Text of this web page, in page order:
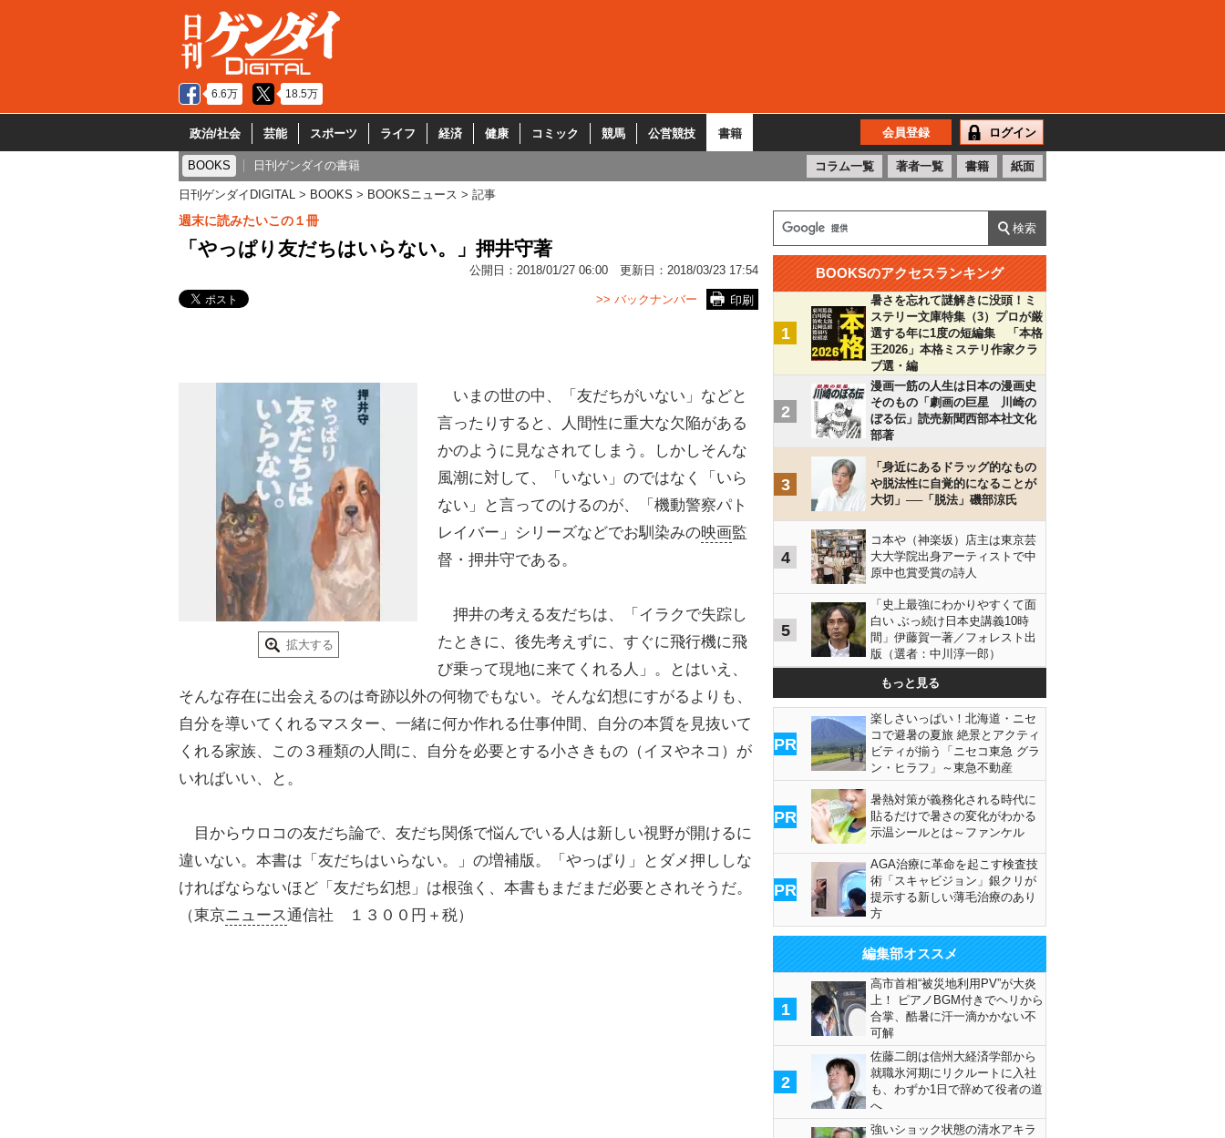
6.6万 18.5万
政治/社会 芸能 スポーツ ライフ 経済 健康 コミック 競馬 公営競技 書籍 会員登録 ログイン
BOOKS 日刊ゲンダイの書籍 コラム一覧 著者一覧 書籍 紙面
日刊ゲンダイDIGITAL BOOKS BOOKSニュース 記事
週末に読みたいこの１冊
「やっぱり友だちはいらない。」押井守著
公開日： 2018/01/27 06:00 更新日： 2018/03/23 17:54
印刷
>> バックナンバー
拡大する
いまの世の中、「友だちがいない」などと
言ったりすると、人間性に重大な欠陥がある
かのように見なされてしまう。しかしそんな
風潮に対して、「いない」のではなく「いら
ない」と言ってのけるのが、「機動警察パト
レイバー」シリーズなどでお馴染みの映画監
督・押井守である。
押井の考える友だちは、「イラクで失踪し
たときに、後先考えずに、すぐに飛行機に飛
び乗って現地に来てくれる人」。とはいえ、
そんな存在に出会えるのは奇跡以外の何物でもない。そんな幻想にすがるよりも、
自分を導いてくれるマスター、一緒に何か作れる仕事仲間、自分の本質を見抜いて
くれる家族、この３種類の人間に、自分を必要とする小さきもの（イヌやネコ）が
いればいい、と。
目からウロコの友だち論で、友だち関係で悩んでいる人は新しい視野が開けるに
違いない。本書は「友だちはいらない。」の増補版。「やっぱり」とダメ押ししな
ければならないほど「友だち幻想」は根強く、本書もまだまだ必要とされそうだ。
（東京ニュース通信社 １３００円＋税）
BOOKSのアクセスランキング
1
暑さを忘れて謎解きに没頭！ミ
ステリー文庫特集（3）プロが厳
選する年に1度の短編集 「本格
王2026」本格ミステリ作家クラ
ブ選・編
2
漫画一筋の人生は日本の漫画史
そのもの「劇画の巨星 川崎の
ぼる伝」読売新聞西部本社文化
部著
3
「身近にあるドラッグ的なもの
や脱法性に自覚的になることが
大切」──「脱法」磯部涼氏
4
コ本や（神楽坂）店主は東京芸
大大学院出身アーティストで中
原中也賞受賞の詩人
5
「史上最強にわかりやすくて面
白い ぶっ続け日本史講義10時
間」伊藤賀一著／フォレスト出
版（選者：中川淳一郎）
もっと見る
PR
楽しさいっぱい！北海道・ニセ
コで避暑の夏旅 絶景とアクティ
ビティが揃う「ニセコ東急 グラ
ン・ヒラフ」～東急不動産
PR
暑熱対策が義務化される時代に
貼るだけで暑さの変化がわかる
示温シールとは～ファンケル
PR
AGA治療に革命を起こす検査技
術「スキャビジョン」銀クリが
提示する新しい薄毛治療のあり
方
編集部オススメ
1
高市首相“被災地利用PV”が大炎
上！ ピアノBGM付きでヘリから
合掌、酷暑に汗一滴かかない不
可解
2
佐藤二朗は信州大経済学部から
就職氷河期にリクルートに入社
も、わずか1日で辞めて役者の道
へ
強いショック状態の清水アキラ